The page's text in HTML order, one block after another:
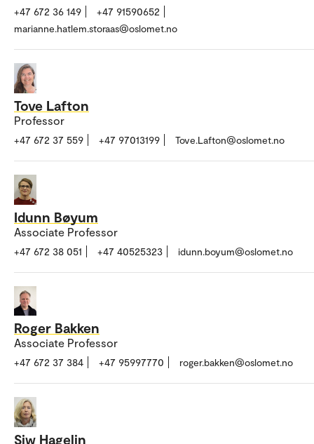
+47 672 36 149
+47 91590652
marianne.hatlem.storaas@oslomet.no
Tove Lafton
Professor
+47 672 37 559 +47 97013199 Tove.Lafton@oslomet.no
Idunn Bøyum
Associate Professor
+47 672 38 051 +47 40525323 idunn.boyum@oslomet.no
Roger Bakken
Associate Professor
+47 672 37 384 +47 95997770 roger.bakken@oslomet.no
Siw Hagelin